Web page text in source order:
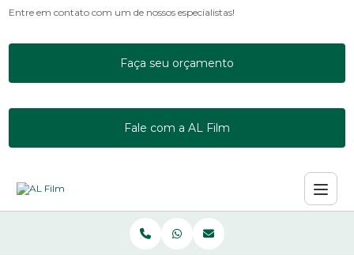
Entre em contato com um de nossos especialistas!
Faça seu orçamento
Fale com a AL Film